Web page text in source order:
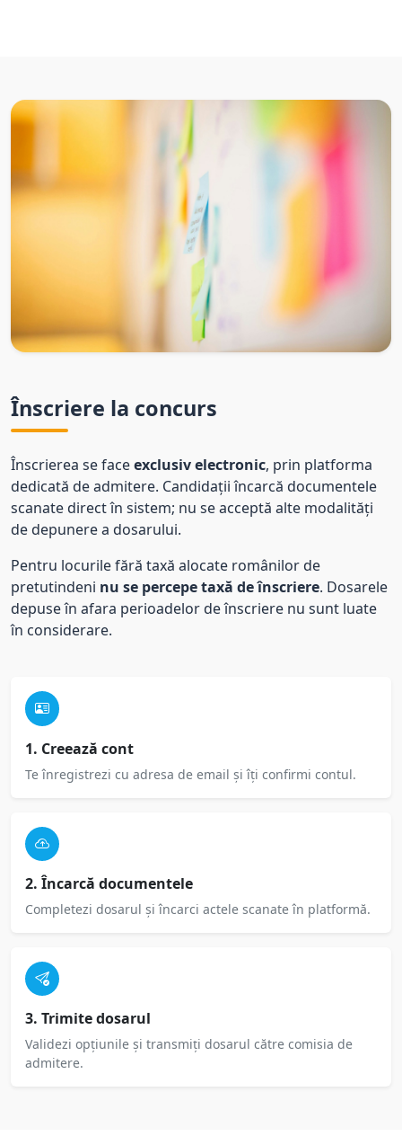
Înscriere la concurs
Înscrierea se faceexclusiv electronic, prin platforma
dedicată de admitere. Candidații încarcă documentele
scanate direct în sistem; nu se acceptă alte modalități
de depunere a dosarului.
Pentru locurile fără taxă alocate românilor de
pretutindeni nu se percepe taxă de înscriere. Dosarele
depuse în afara perioadelor de înscriere nu sunt luate
în considerare.
1. Creează cont
Te înregistrezi cu adresa de email și îți confirmi contul.
2. Încarcă documentele
Completezi dosarul și încarci actele scanate în platformă.
3. Trimite dosarul
Validezi opțiunile și transmiți dosarul către comisia de
admitere.